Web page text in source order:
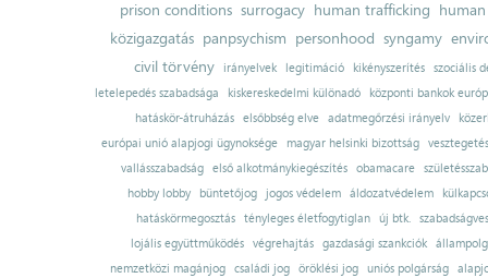
prison conditions surrogacy human trafficking
közigazgatás panpsychism personhood syngamy
civil törvény
irányelvek legitimáció kikényszerítés szociális
letelepedés szabadsága
kiskereskedelmi különadó
központi bankok
hatáskör-átruházás
elsőbbség elve adatmegőrzési irányelv
európai unió alapjogi ügynoksége
magyar helsinki bizottság
vesztegetés
vallásszabadság
első alkotmánykiegészítés obamacare
hobby lobby
büntetőjog jogos védelem áldozatvédelem
hatáskörmegosztás tényleges életfogytiglan új btk.
lojális együttműködés
végrehajtás gazdasági szankciók
nemzetközi magánjog
családi jog öröklési jog uniós polgárság